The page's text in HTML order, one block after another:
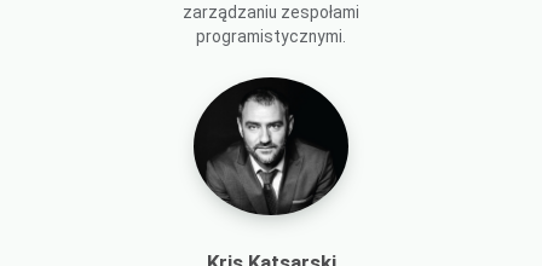
zarządzaniu zespołami
programistycznymi.